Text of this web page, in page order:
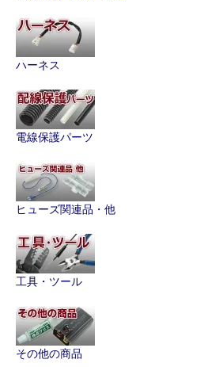
ハーネス
電線保護パーツ
ヒューズ関連品・他
工具・ツール
その他の商品